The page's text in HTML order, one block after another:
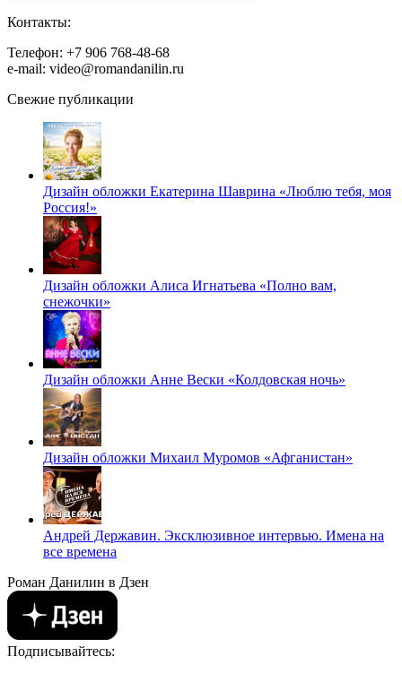
Контакты:
Телефон: +7 906 768-48-68
e-mail: video@romandanilin.ru
Свежие публикации
Дизайн обложки Екатерина Шаврина «Люблю тебя, моя
Россия!»
Дизайн обложки Алиса Игнатьева «Полно вам,
снежочки»
Дизайн обложки Анне Вески «Колдовская ночь»
Дизайн обложки Михаил Муромов «Афганистан»
Андрей Державин. Эксклюзивное интервью. Имена на
все времена
Роман Данилин в Дзен
Подписывайтесь: